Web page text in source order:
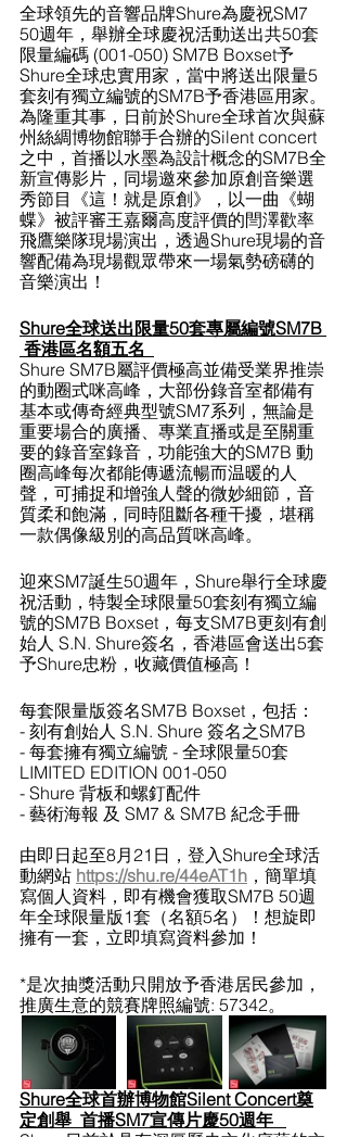
全球領先的音響品牌Shure為慶祝SM7
50週年，舉辦全球慶祝活動送出共50套
限量編碼 (001-050) SM7B Boxset予
Shure全球忠實用家，當中將送出限量5
套刻有獨立編號的SM7B予香港區用家。
為隆重其事，日前於Shure全球首次與蘇
州絲綢博物館聯手合辦的Silent concert
之中，首播以水墨為設計概念的SM7B全
新宣傳影片，同場邀來參加原創音樂選
秀節目《這！就是原創》，以一曲《蝴
蝶》被評審王嘉爾高度評價的閆澤歡率
飛鷹樂隊現場演出，透過Shure現場的音
響配備為現場觀眾帶來一場氣勢磅礴的
音樂演出！
Shure全球送出限量50套專屬編號SM7B
香港區名額五名
Shure SM7B屬評價極高並備受業界推崇
的動圈式咪高峰，大部份錄音室都備有
基本或傳奇經典型號SM7系列，無論是
重要場合的廣播、專業直播或是至關重
要的錄音室錄音，功能強大的SM7B 動
圈高峰每次都能傳遞流暢而温暖的人
聲，可捕捉和增強人聲的微妙細節，音
質柔和飽滿，同時阻斷各種干擾，堪稱
一款偶像級別的高品質咪高峰。
迎來SM7誕生50週年，Shure舉行全球慶
祝活動，特製全球限量50套刻有獨立編
號的SM7B Boxset，每支SM7B更刻有創
始人 S.N. Shure簽名，香港區會送出5套
予Shure忠粉，收藏價值極高！
每套限量版簽名SM7B Boxset，包括：
- 刻有創始人 S.N. Shure 簽名之SM7B
- 每套擁有獨立編號 - 全球限量50套
LIMITED EDITION 001-050
- Shure 背板和螺釘配件
- 藝術海報 及 SM7 & SM7B 紀念手冊
由即日起至8月21日，登入Shure全球活
動網站 https://shu.re/44eAT1h ，簡單填
寫個人資料，即有機會獲取SM7B 50週
年全球限量版1套（名額5名）！想旋即
擁有一套，立即填寫資料參加！
*是次抽獎活動只開放予香港居民參加，
推廣生意的競賽牌照編號: 57342。
Shure全球首辦博物館Silent Concert奠
定創舉  首播SM7宣傳片慶50週年